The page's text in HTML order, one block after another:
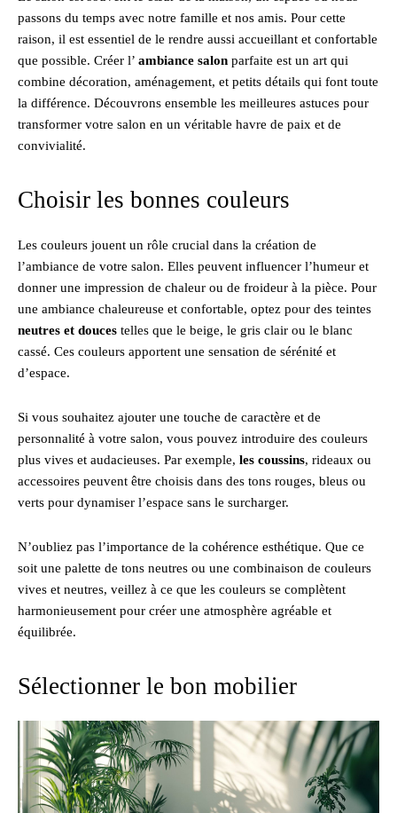
passons du temps avec notre famille et nos amis. Pour cette
raison, il est essentiel de le rendre aussi accueillant et confortable
que possible. Créer l’ ambiance salon parfaite est un art qui
combine décoration, aménagement, et petits détails qui font toute
la différence. Découvrons ensemble les meilleures astuces pour
transformer votre salon en un véritable havre de paix et de
convivialité.
Choisir les bonnes couleurs
Les couleurs jouent un rôle crucial dans la création de
l’ambiance de votre salon. Elles peuvent influencer l’humeur et
donner une impression de chaleur ou de froideur à la pièce. Pour
une ambiance chaleureuse et confortable, optez pour des teintes
neutres et douces telles que le beige, le gris clair ou le blanc
cassé. Ces couleurs apportent une sensation de sérénité et
d’espace.
Si vous souhaitez ajouter une touche de caractère et de
personnalité à votre salon, vous pouvez introduire des couleurs
plus vives et audacieuses. Par exemple, les coussins, rideaux ou
accessoires peuvent être choisis dans des tons rouges, bleus ou
verts pour dynamiser l’espace sans le surcharger.
N’oubliez pas l’importance de la cohérence esthétique. Que ce
soit une palette de tons neutres ou une combinaison de couleurs
vives et neutres, veillez à ce que les couleurs se complètent
harmonieusement pour créer une atmosphère agréable et
équilibrée.
Sélectionner le bon mobilier